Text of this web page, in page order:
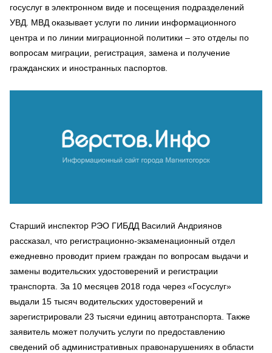
госуслуг в электронном виде и посещения подразделений
УВД. МВД оказывает услуги по линии информационного
центра и по линии миграционной политики – это отделы по
вопросам миграции, регистрация, замена и получение
гражданских и иностранных паспортов.
Старший инспектор РЭО ГИБДД Василий Андриянов
рассказал, что регистрационно-экзаменационный отдел
ежедневно проводит прием граждан по вопросам выдачи и
замены водительских удостоверений и регистрации
транспорта. За 10 месяцев 2018 года через «Госуслуг»
выдали 15 тысяч водительских удостоверений и
зарегистрировали 23 тысячи единиц автотранспорта. Также
заявитель может получить услуги по предоставлению
сведений об административных правонарушениях в области